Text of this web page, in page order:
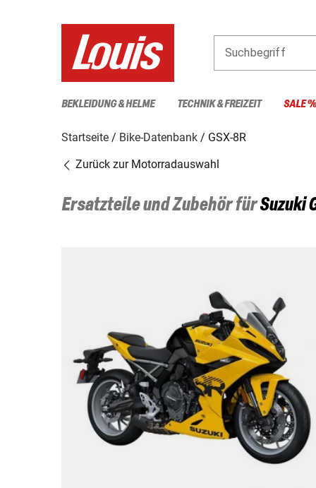
Suchbegriff
BEKLEIDUNG & HELME TECHNIK & FREIZEIT SALE %
Startseite Bike-Datenbank
GSX-8R
Zurück zur Motorradauswahl
Ersatzteile und Zubehör fürSuzuki